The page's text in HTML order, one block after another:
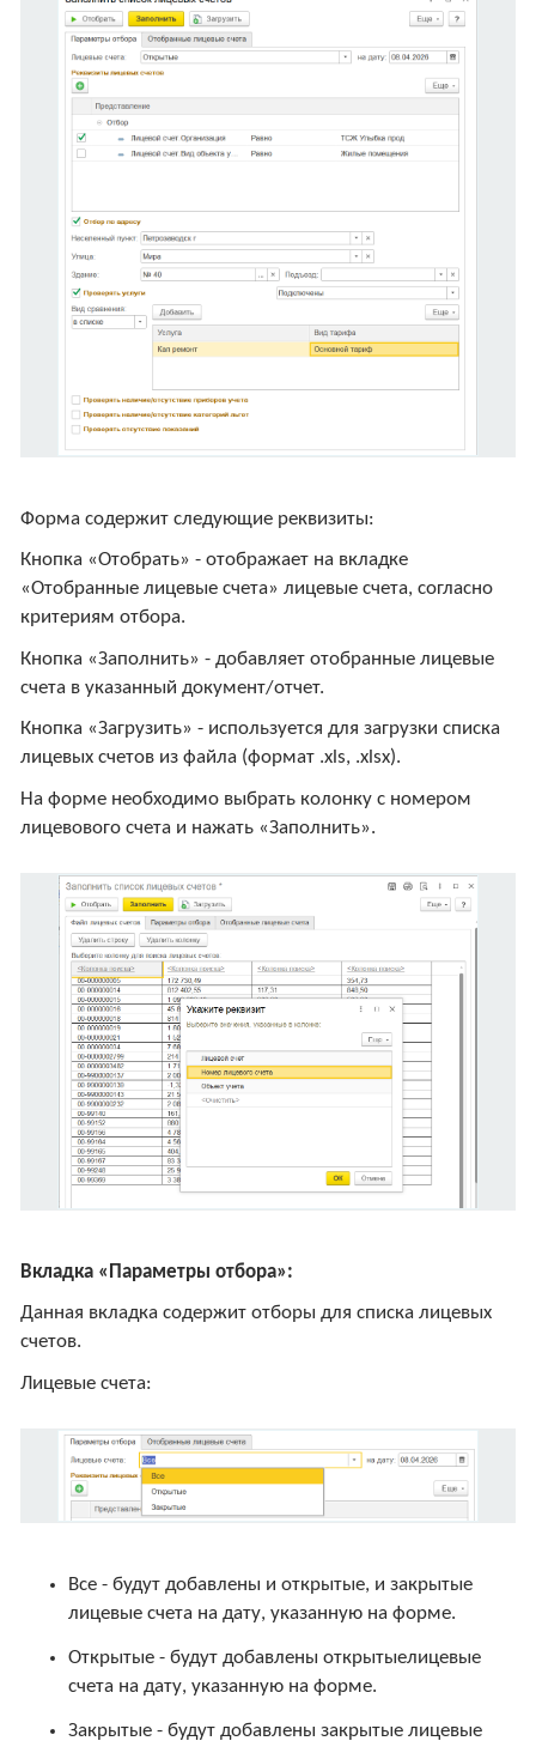
Форма содержит следующие реквизиты:
Кнопка «Отобрать» - отображает на вкладке
«Отобранные лицевые счета» лицевые счета, согласно
критериям отбора.
Кнопка «Заполнить» - добавляет отобранные лицевые
счета в указанный документ/отчет.
Кнопка «Загрузить» - используется для загрузки списка
лицевых счетов из файла (формат .xls, .xlsx).
На форме необходимо выбрать колонку с номером
лицевового счета и нажать «Заполнить».
Вкладка «Параметры отбора»:
Данная вкладка содержит отборы для списка лицевых
счетов.
Лицевые счета:
Все - будут добавлены и открытые, и закрытые
лицевые счета на дату, указанную на форме.
Открытые - будут добавлены открытыелицевые
счета на дату, указанную на форме.
Закрытые - будут добавлены закрытые лицевые